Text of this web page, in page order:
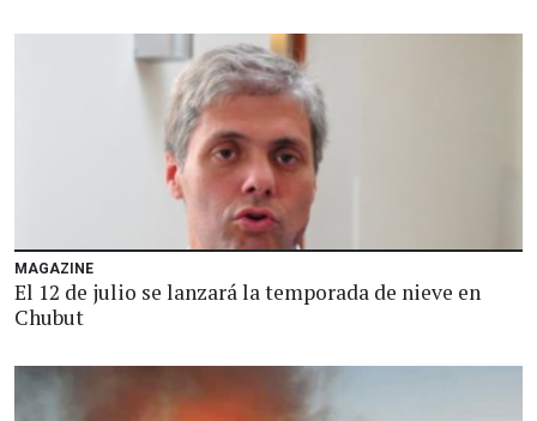
MAGAZINE
El 12 de julio se lanzará la temporada de nieve en
Chubut